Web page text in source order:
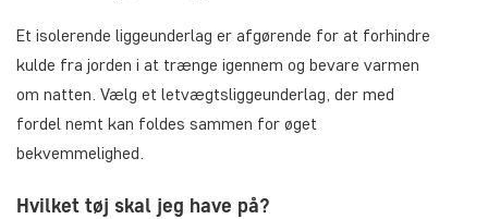
Et isolerende liggeunderlag er afgørende for at forhindre
kulde fra jorden i at trænge igennem og bevare varmen
om natten. Vælg et letvægtsliggeunderlag, der med
fordel nemt kan foldes sammen for øget
bekvemmelighed.
Hvilket tøj skal jeg have på?